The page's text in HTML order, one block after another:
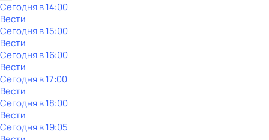
Сегодня в 14:00
Вести
Сегодня в 15:00
Вести
Сегодня в 16:00
Вести
Сегодня в 17:00
Вести
Сегодня в 18:00
Вести
Сегодня в 19:05